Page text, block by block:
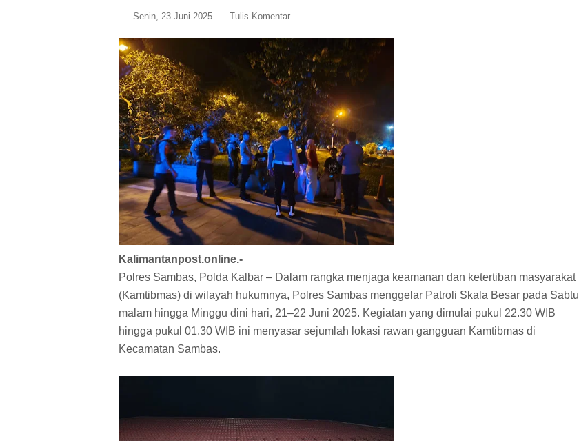
Senin, 23 Juni 2025 Tulis Komentar
Kalimantanpost.online.-
Polres Sambas, Polda Kalbar – Dalam rangka menjaga keamanan dan ketertiban masyarakat
(Kamtibmas) di wilayah hukumnya, Polres Sambas menggelar Patroli Skala Besar pada Sabtu
malam hingga Minggu dini hari, 21–22 Juni 2025. Kegiatan yang dimulai pukul 22.30 WIB
hingga pukul 01.30 WIB ini menyasar sejumlah lokasi rawan gangguan Kamtibmas di
Kecamatan Sambas.